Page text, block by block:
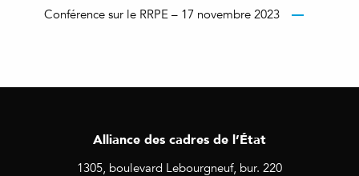
Conférence sur le RRPE – 17 novembre 2023
Alliance des cadres de l’État
1305, boulevard Lebourgneuf, bur. 220